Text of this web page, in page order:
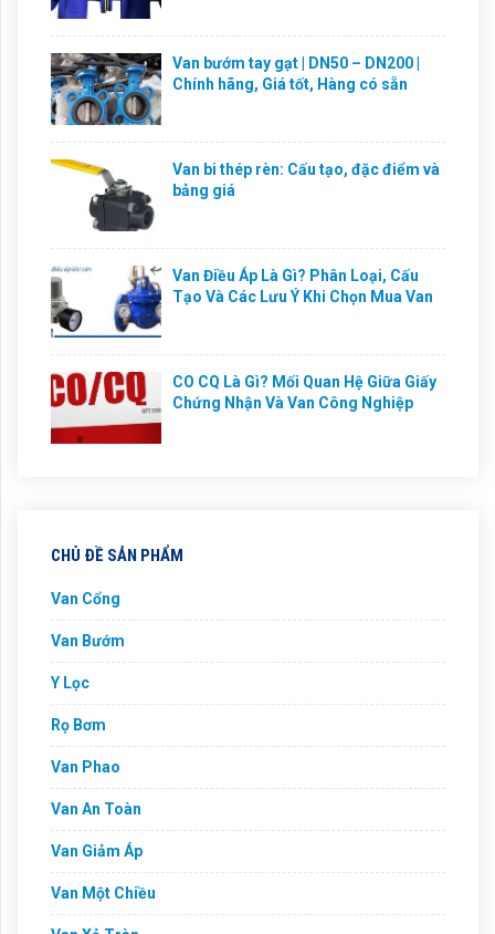
Van bướm tay gạt | DN50 – DN200 |
Chính hãng, Giá tốt, Hàng có sẵn
Van bi thép rèn: Cấu tạo, đặc điểm và
bảng giá
Van Điều Áp Là Gì? Phân Loại, Cấu
Tạo Và Các Lưu Ý Khi Chọn Mua Van
CO CQ Là Gì? Mối Quan Hệ Giữa Giấy
Chứng Nhận Và Van Công Nghiệp
CHỦ ĐỀ SẢN PHẨM
Van Cổng
Van Bướm
Y Lọc
Rọ Bơm
Van Phao
Van An Toàn
Van Giảm Áp
Van Một Chiều